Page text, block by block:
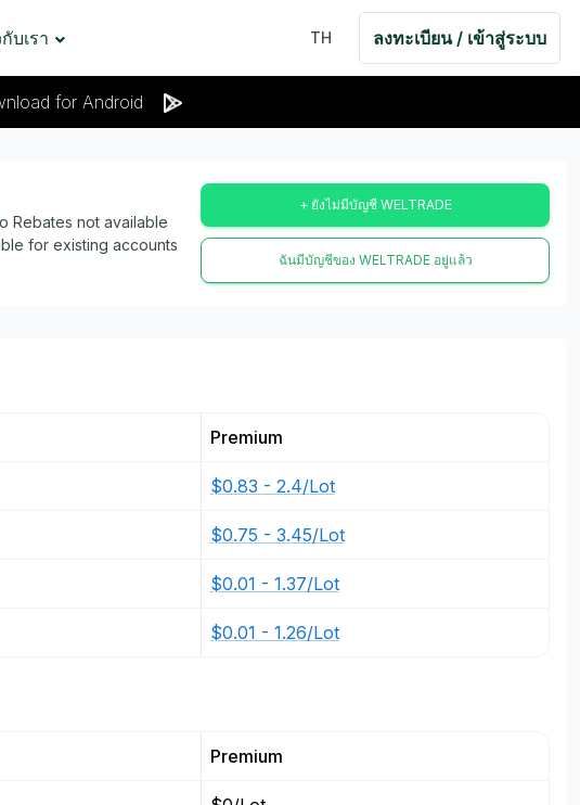
บเรา TH ลงทะเบียน / เข้าสู่ระบบ
for Android
Rebates not available
for existing accounts
+ ยังไม่มีบัญชี WELTRADE
ฉันมีบัญชีของ WELTRADE อยู่แล้ว
Premium
$0.83 - 2.4/Lot
$0.75 - 3.45/Lot
$0.01 - 1.37/Lot
$0.01 - 1.26/Lot
Premium